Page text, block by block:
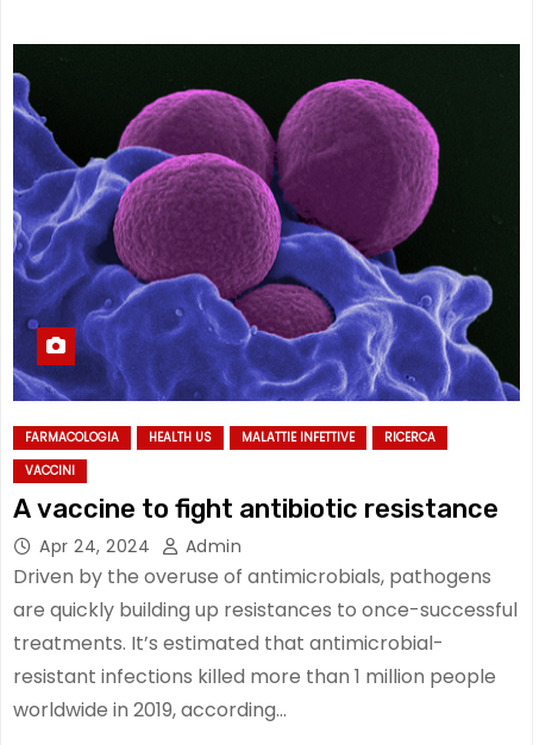
FARMACOLOGIA HEALTH US MALATTIE INFETTIVE
RICERCA
VACCINI
A vaccine to fight antibiotic resistance
Apr 24, 2024 Admin
Driven by the overuse of antimicrobials, pathogens
are quickly building up resistances to once-successful
treatments. It’s estimated that antimicrobial-
resistant infections killed more than 1 million people
worldwide in 2019, according…